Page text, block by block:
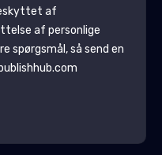
af
af personlige
spørgsmål, så send en